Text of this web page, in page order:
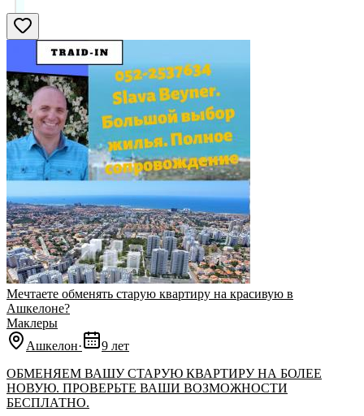
Мечтаете обменять старую квартиру на красивую в
Ашкелоне?
Маклеры
Ашкелон·
9 лет
ОБМЕНЯЕМ ВАШУ СТАРУЮ КВАРТИРУ НА БОЛЕЕ
НОВУЮ. ПРОВЕРЬТЕ ВАШИ ВОЗМОЖНОСТИ
БЕСПЛАТНО.